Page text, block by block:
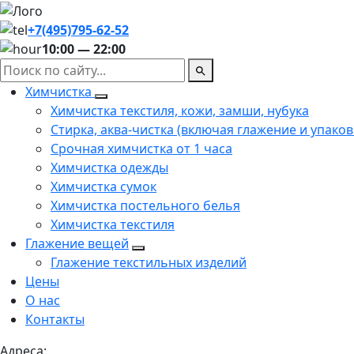
+7(495)795-62-52
10:00 — 22:00
Химчистка
Химчистка текстиля, кожи, замши, нубука
Стирка, аква-чистка (включая глажение и
Срочная химчистка от 1 часа
Химчистка одежды
Химчистка сумок
Химчистка постельного белья
Химчистка текстиля
Глажение вещей
Глажение текстильных изделий
Цены
О нас
Контакты